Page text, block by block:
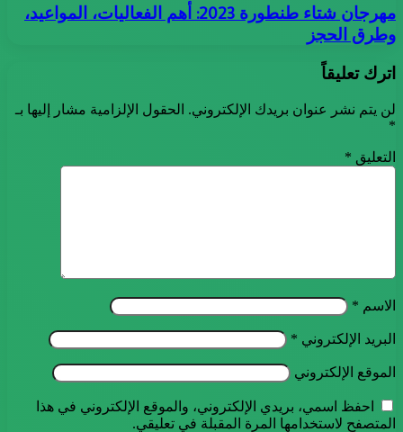
مهرجان شتاء طنطورة 2023: أهم الفعاليات، المواعيد،
وطرق الحجز
اترك تعليقاً
لن يتم نشر عنوان بريدك الإلكتروني. الحقول الإلزامية مشار إليها بـ
*
التعليق *
الاسم *
البريد الإلكتروني *
الموقع الإلكتروني
احفظ اسمي، بريدي الإلكتروني، والموقع الإلكتروني في هذا
المتصفح لاستخدامها المرة المقبلة في تعليقي.